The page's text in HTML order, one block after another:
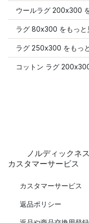
ウールラグ 200x300
ラグ 80x300 をもっと
ラグ 250x300 をもっ
コットン ラグ
ノルディックネ
カスタマーサービス
カスタマーサービス
返品ポリシー